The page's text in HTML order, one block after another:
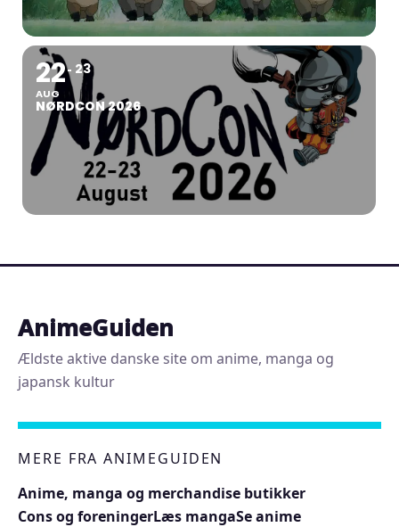
22
AUG
23
NØRDCON 2026
AnimeGuiden
Ældste aktive danske site om anime, manga og
japansk kultur
MERE FRA ANIMEGUIDEN
Anime, manga og merchandise butikker
Cons og foreningerLæs mangaSe anime